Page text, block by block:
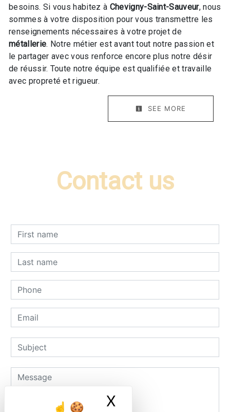
X
besoins. Si vous habitez à Chevigny-Saint-Sauveur, nous
sommes à votre disposition pour vous transmettre les
renseignements nécessaires à votre projet de
métallerie. Notre métier est avant tout notre passion et
le partager avec vous renforce encore plus notre désir
de réussir. Toute notre équipe est qualifiée et travaille
avec propreté et rigueur.
SEE MORE
Contact us